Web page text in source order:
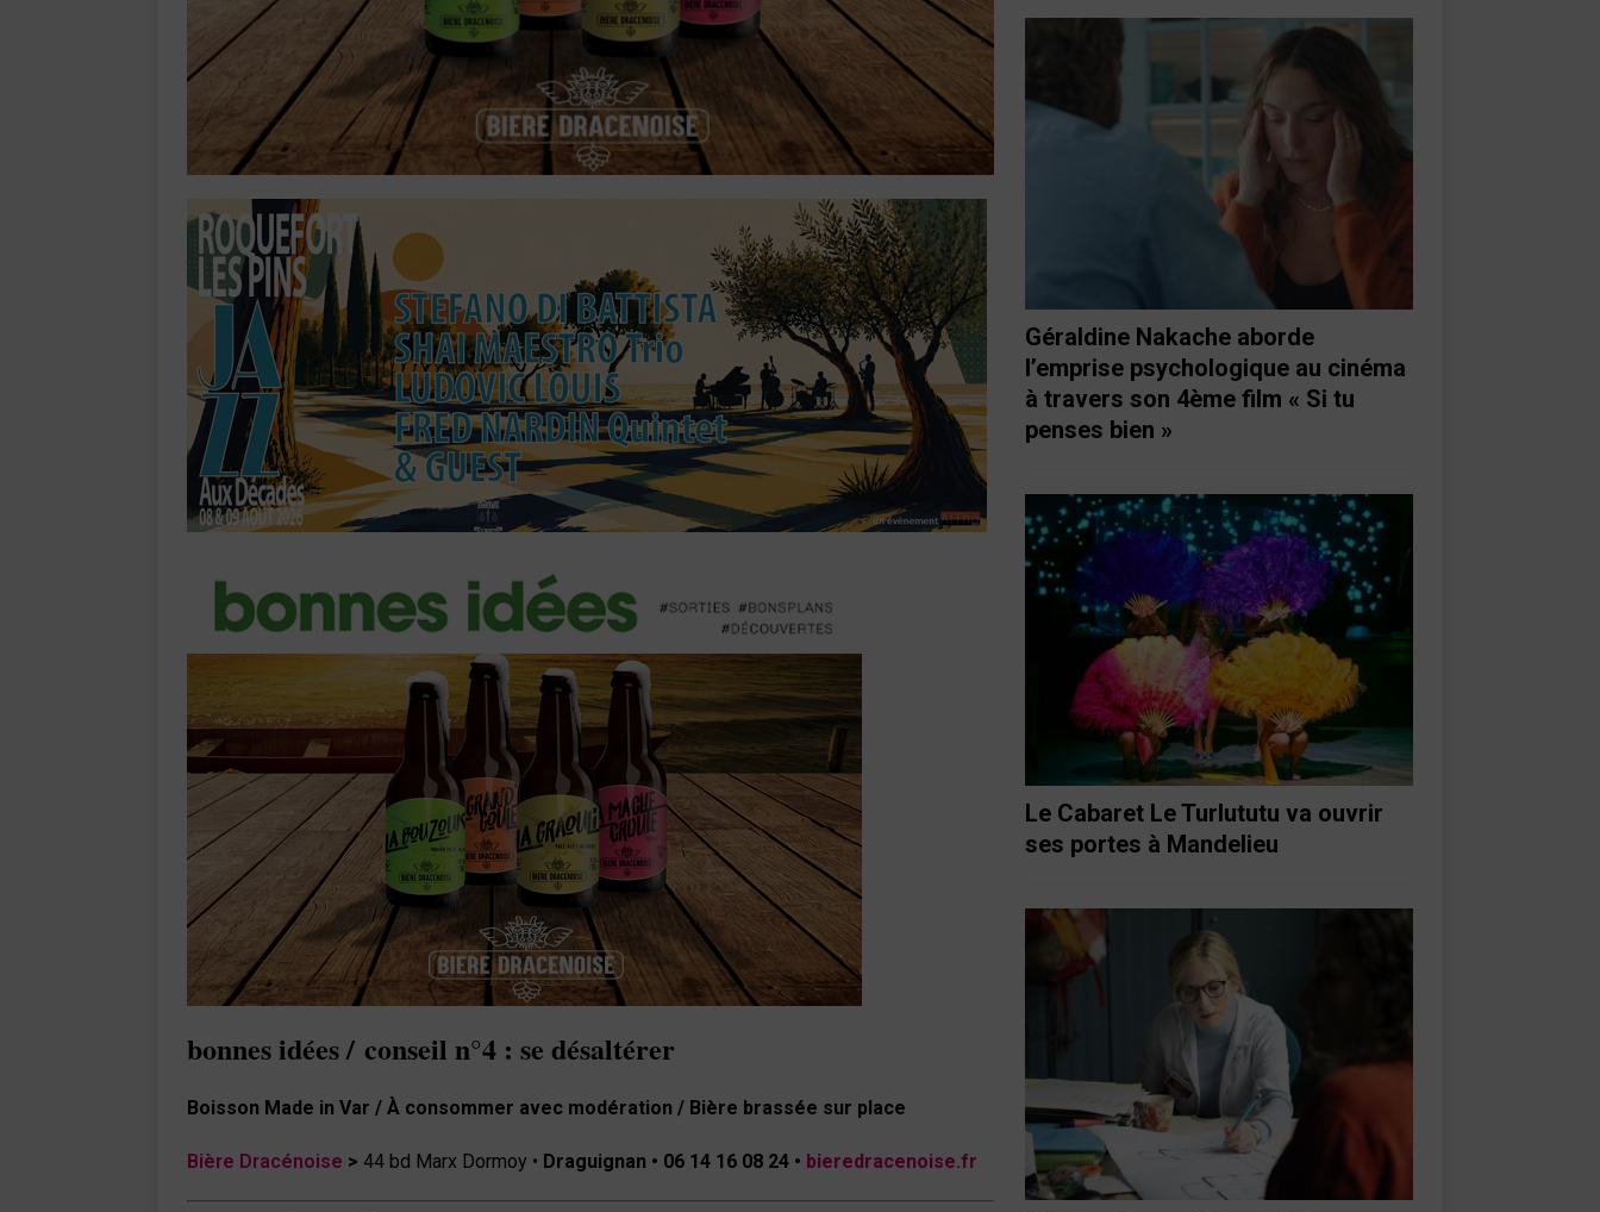
bonnes idées / conseil n°4 : se désaltérer
Boisson Made in Var / À consommer avec modération / Bière brassée sur place
Bière Dracénoise > 44 bd Marx Dormoy • Draguignan • 06 14 16 08 24 • bieredracenoise.fr
Géraldine Nakache aborde
l’emprise psychologique au cinéma
à travers son 4ème film « Si tu
penses bien »
Le Cabaret Le Turlututu va ouvrir
ses portes à Mandelieu